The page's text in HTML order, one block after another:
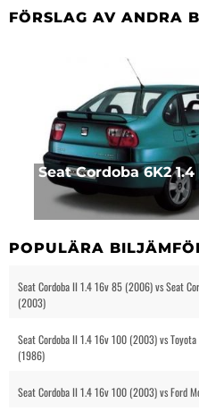
FÖRSLAG AV ANDRA
Seat Cordoba 6K2
POPULÄRA
Seat Cordoba II 1.4 16v 85 (2006) vs Seat
(2003)
Seat Cordoba II 1.4 16v 100 (2003) vs
(1986)
Seat Cordoba II 1.4 16v 100 (2003) vs Ford